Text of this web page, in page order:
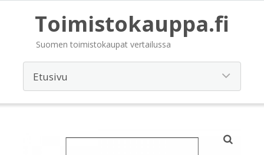
Toimistokauppa.fi
Suomen toimistokaupat vertailussa